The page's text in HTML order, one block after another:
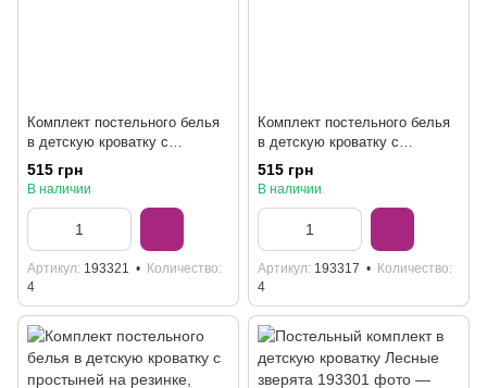
Комплект постельного белья
в детскую кроватку с
простыней на резинке, пудра
515 грн
В наличии
Артикул 193321
Количество
4
Комплект постельного белья
в детскую кроватку с
простыней на резинке,
молочный
515 грн
В наличии
Артикул 193317
Количество
4